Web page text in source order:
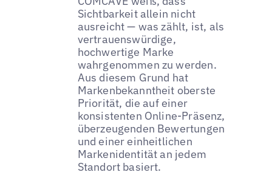
Sichtbarkeit allein nicht
ausreicht — was zählt, ist, als
vertrauenswürdige,
hochwertige Marke
wahrgenommen zu werden.
Aus diesem Grund hat
Markenbekanntheit oberste
Priorität, die auf einer
konsistenten Online-Präsenz,
überzeugenden Bewertungen
und einer einheitlichen
Markenidentität an jedem
Standort basiert.